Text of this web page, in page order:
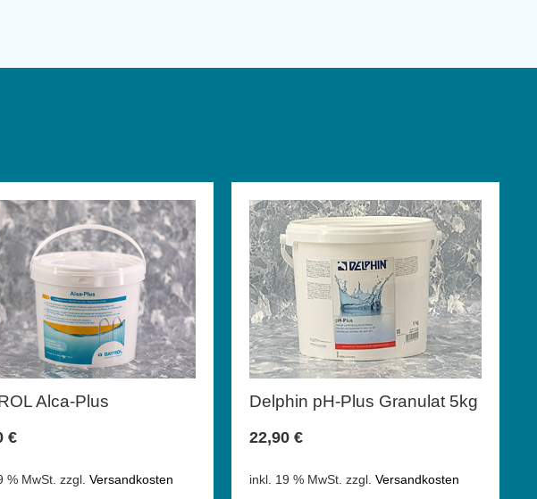
Alca-Plus
€
% MwSt. zzgl. Versandkosten
Delphin pH-Plus Granulat 5kg
22,90 €
inkl. 19 % MwSt. zzgl. Versandkosten